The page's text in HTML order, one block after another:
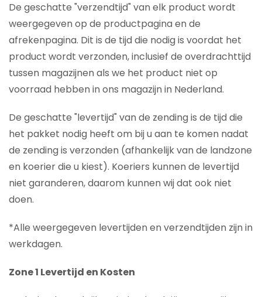
De geschatte "verzendtijd" van elk product wordt
weergegeven op de productpagina en de
afrekenpagina. Dit is de tijd die nodig is voordat het
product wordt verzonden, inclusief de overdrachttijd
tussen magazijnen als we het product niet op
voorraad hebben in ons magazijn in Nederland.
De geschatte "levertijd" van de zending is de tijd die
het pakket nodig heeft om bij u aan te komen nadat
de zending is verzonden (afhankelijk van de landzone
en koerier die u kiest). Koeriers kunnen de levertijd
niet garanderen, daarom kunnen wij dat ook niet
doen.
*Alle weergegeven levertijden en verzendtijden zijn in
werkdagen.
Zone 1 Levertijd en Kosten